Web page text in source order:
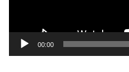
00:00